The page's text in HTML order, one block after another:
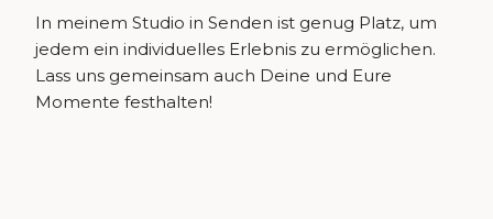
In meinem Studio in Senden ist genug Platz, um
jedem ein individuelles Erlebnis zu ermöglichen.
Lass uns gemeinsam auch Deine und Eure
Momente festhalten!